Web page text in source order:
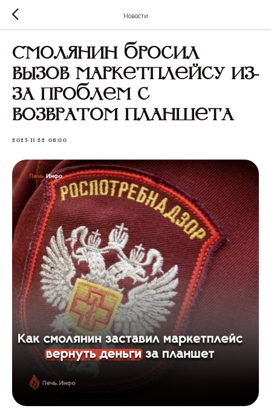
Новости
Смолянин бросил
вызов маркетплейсу из-
за проблем с
возвратом планшета
2025-11-22 08:00